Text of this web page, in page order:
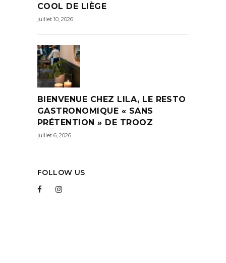
COOL DE LIÈGE
juillet 10, 2026
BIENVENUE CHEZ LILA, LE RESTO
GASTRONOMIQUE « SANS
PRÉTENTION » DE TROOZ
juillet 6, 2026
FOLLOW US